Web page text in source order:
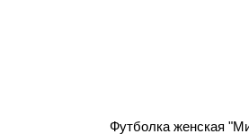
Футболка женская